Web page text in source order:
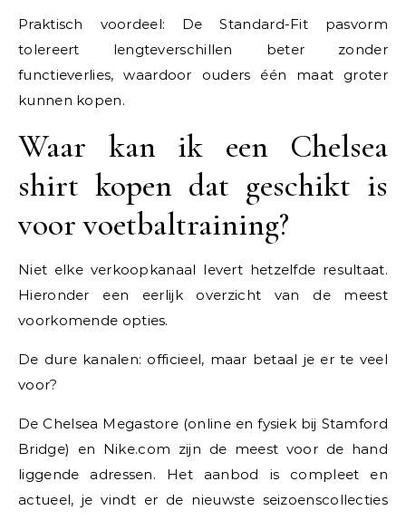
Praktisch voordeel: De Standard-Fit pasvorm
tolereert lengteverschillen beter zonder
functieverlies, waardoor ouders één maat groter
kunnen kopen.
Waar kan ik een Chelsea
shirt kopen dat geschikt is
voor voetbaltraining?
Niet elke verkoopkanaal levert hetzelfde resultaat.
Hieronder een eerlijk overzicht van de meest
voorkomende opties.
De dure kanalen: officieel, maar betaal je er te veel
voor?
De Chelsea Megastore (online en fysiek bij Stamford
Bridge) en Nike.com zijn de meest voor de hand
liggende adressen. Het aanbod is compleet en
actueel, je vindt er de nieuwste seizoenscollecties